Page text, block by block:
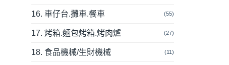
16. 車仔台.攤車.餐車 (55)
17. 烤箱.麵包烤箱.烤肉爐 (27)
18. 食品機械/生財機械 (11)